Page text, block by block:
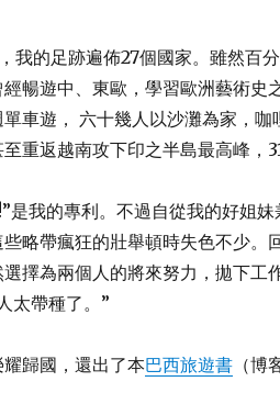
我的足跡遍佈27個國家。雖然百
暢遊中、東歐，學習歐洲藝術史
車遊， 六十幾人以沙灘為家，
重返越南攻下印之半島最高峰，
是我的專利。不過自從我的好姐
略帶瘋狂的壯舉頓時失色不少。
擇為兩個人的將來努力，拋下工
太帶種了。”
歸國，還出了本巴西旅遊書（博